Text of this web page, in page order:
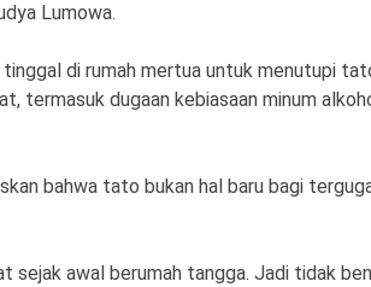
Lumowa.
di rumah mertua untuk menutupi
termasuk dugaan kebiasaan minum
bahwa tato bukan hal baru bagi
sejak awal berumah tangga. Jadi tidak